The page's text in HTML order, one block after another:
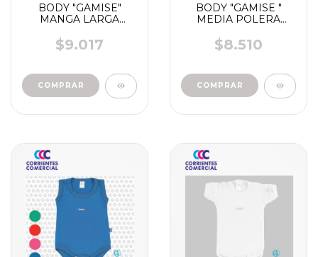
BODY "GAMISE"
MANGA LARGA
845 - 3601 - 844
$9.017
COMPRAR
BODY "GAMISE "
MEDIA POLERA
ART 500 501
$8.510
COMPRAR